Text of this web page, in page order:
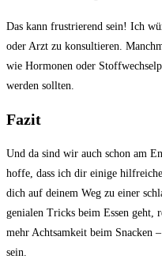
Das kann frustrierend sein! Ich
oder Arzt zu konsultieren.⁣
wie Hormonen oder
‍werden sollten.
Fazit
Und da sind wir auch schon am
hoffe, dass ich‌ dir einige
dich auf⁣ deinem Weg zu einer
genialen Tricks beim Essen geht,
mehr Achtsamkeit beim⁤ Snacken
sein.